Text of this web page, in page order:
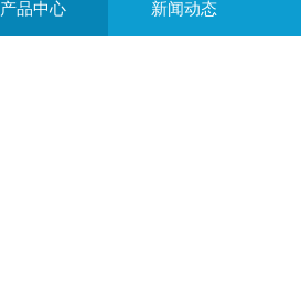
产品中心 新闻动态